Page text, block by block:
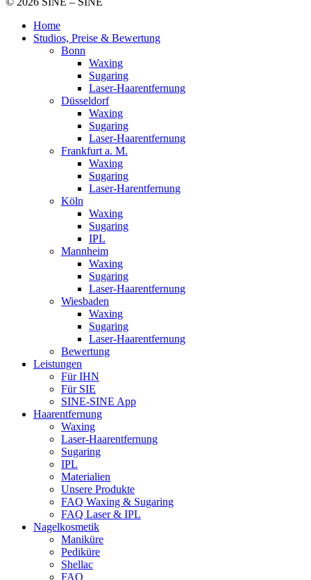
Home
Studios, Preise & Bewertung
Bonn
Waxing
Sugaring
Laser-Haarentfernung
Düsseldorf
Waxing
Sugaring
Laser-Haarentfernung
Frankfurt a. M.
Waxing
Sugaring
Laser-Harentfernung
Köln
Waxing
Sugaring
IPL
Mannheim
Waxing
Sugaring
Laser-Haarentfernung
Wiesbaden
Waxing
Sugaring
Laser-Haarentfernung
Bewertung
Leistungen
Für IHN
Für SIE
SINE-SINE App
Haarentfernung
Waxing
Laser-Haarentfernung
Sugaring
IPL
Materialien
Unsere Produkte
FAQ Waxing & Sugaring
FAQ Laser & IPL
Nagelkosmetik
Maniküre
Pediküre
Shellac
FAQ